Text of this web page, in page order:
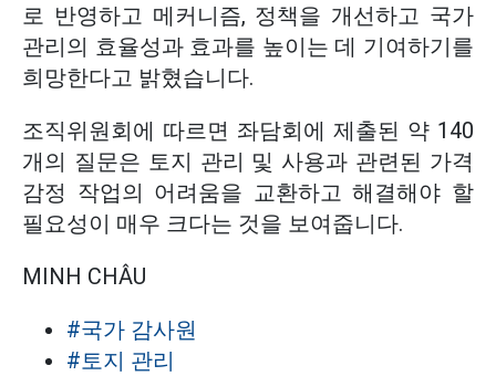
로 반영하고 메커니즘, 정책을 개선하고 국가
관리의 효율성과 효과를 높이는 데 기여하기를
희망한다고 밝혔습니다.
조직위원회에 따르면 좌담회에 제출된 약 140
개의 질문은 토지 관리 및 사용과 관련된 가격
감정 작업의 어려움을 교환하고 해결해야 할
필요성이 매우 크다는 것을 보여줍니다.
MINH CHÂU
#국가 감사원
#토지 관리